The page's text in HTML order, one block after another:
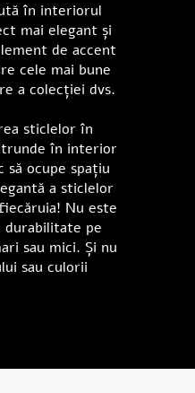
în interiorul
mai elegant și
de accent
cele mai bune
a colecției dvs.
sticlelor în
în interior
să ocupe spațiu
a sticlelor
Nu este
durabilitate pe
sau mici. Și nu
sau culorii